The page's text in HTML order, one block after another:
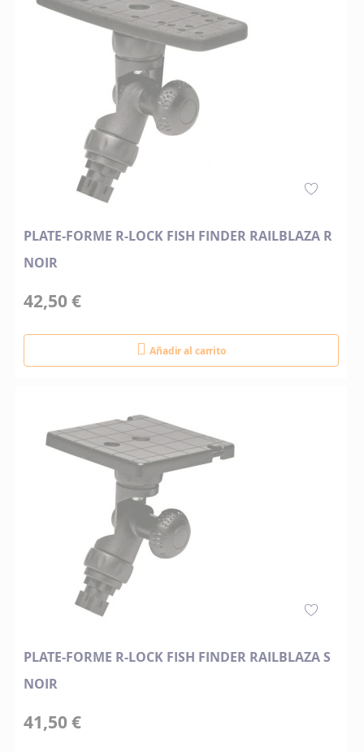
PLATE-FORME R-LOCK FISH FINDER RAILBLAZA R
NOIR
42,50 €
Añadir al carrito
PLATE-FORME R-LOCK FISH FINDER RAILBLAZA S
NOIR
41,50 €